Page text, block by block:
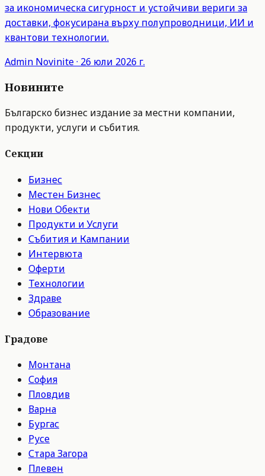
за икономическа сигурност и устойчиви вериги за
доставки, фокусирана върху полупроводници, ИИ и
квантови технологии.
Admin Novinite· 26 юли 2026 г.
Новините
Българско бизнес издание за местни компании,
продукти, услуги и събития.
Секции
Бизнес
Местен Бизнес
Нови Обекти
Продукти и Услуги
Събития и Кампании
Интервюта
Оферти
Технологии
Здраве
Образование
Градове
Монтана
София
Пловдив
Варна
Бургас
Русе
Стара Загора
Плевен